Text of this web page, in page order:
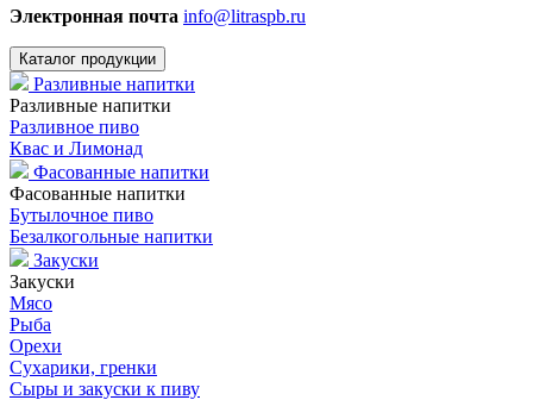
Электронная почта info@litraspb.ru
Каталог продукции
Разливные напитки
Разливные напитки
Разливное пиво
Квас и Лимонад
Фасованные напитки
Фасованные напитки
Бутылочное пиво
Безалкогольные напитки
Закуски
Закуски
Мясо
Рыба
Орехи
Сухарики, гренки
Сыры и закуски к пиву